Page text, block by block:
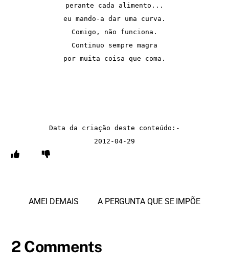
perante cada alimento...
eu mando-a dar uma curva.
Comigo, não funciona.
Continuo sempre magra
por muita coisa que coma.
Data da criação deste conteúdo:-
2012-04-29
AMEI DEMAIS A PERGUNTA QUE SE IMPÕE
2 Comments